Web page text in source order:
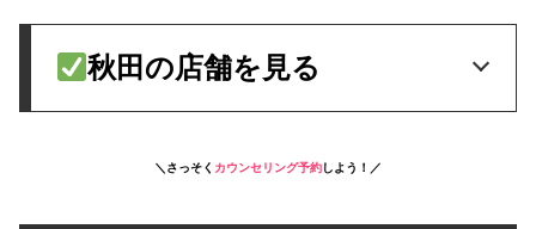
秋田の店舗を見る
＼さっそく カウンセリング予約しよう！／